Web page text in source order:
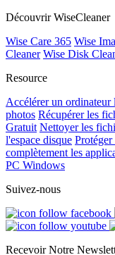
Découvrir WiseCleaner
Wise Care 365 Wise
Cleaner Wise Disk
Resource
Accélérer un ordinateur
photos Récupérer les
Gratuit Nettoyer les
l'espace disque
complètement les
PC Windows
Suivez-nous
Recevoir Notre